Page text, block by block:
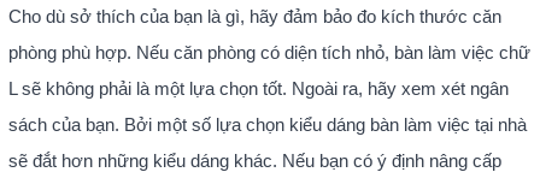
Cho dù sở thích của bạn là gì, hãy đảm bảo đo kích thước căn
phòng phù hợp. Nếu căn phòng có diện tích nhỏ, bàn làm việc chữ
L sẽ không phải là một lựa chọn tốt. Ngoài ra, hãy xem xét ngân
sách của bạn. Bởi một số lựa chọn kiểu dáng bàn làm việc tại nhà
sẽ đắt hơn những kiểu dáng khác. Nếu bạn có ý định nâng cấp